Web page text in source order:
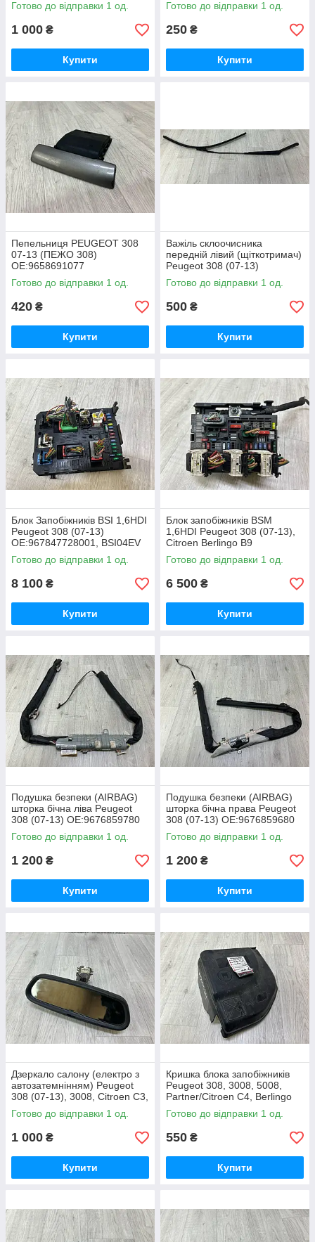
Готово до відправки 1 од.
1 000 ₴
Купити
Готово до відправки 1 од.
250 ₴
Купити
Пепельниця PEUGEOT 308
07-13 (ПЕЖО 308)
OE:9658691077
Готово до відправки 1 од.
420 ₴
Купити
Важіль склоочисника
передній лівий (щіткотримач)
Peugeot 308 (07-13)
OE:9680477080
Готово до відправки 1 од.
500 ₴
Купити
Блок Запобіжників BSI 1,6HDI
Peugeot 308 (07-13)
OE:967847728001, BSI04EV
Готово до відправки 1 од.
8 100 ₴
Купити
Блок запобіжників BSM
1,6HDI Peugeot 308 (07-13),
Citroen Berlingo B9
OE:9675878480, BSM-r05-00
Готово до відправки 1 од.
6 500 ₴
Купити
Подушка безпеки (AIRBAG)
шторка бічна ліва Peugeot
308 (07-13) OE:9676859780
Готово до відправки 1 од.
1 200 ₴
Купити
Подушка безпеки (AIRBAG)
шторка бічна права Peugeot
308 (07-13) OE:9676859680
Готово до відправки 1 од.
1 200 ₴
Купити
Дзеркало салону (електро з
автозатемнінням) Peugeot
308 (07-13), 3008, Citroen C3,
C5 OE:96864409xt
Готово до відправки 1 од.
1 000 ₴
Купити
Кришка блока запобіжників
Peugeot 308, 3008, 5008,
Partner/Citroen C4, Berlingo
B9 OE:9658418180
Готово до відправки 1 од.
550 ₴
Купити